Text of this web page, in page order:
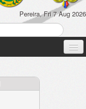
Pereira, Fri 7 Aug 2026